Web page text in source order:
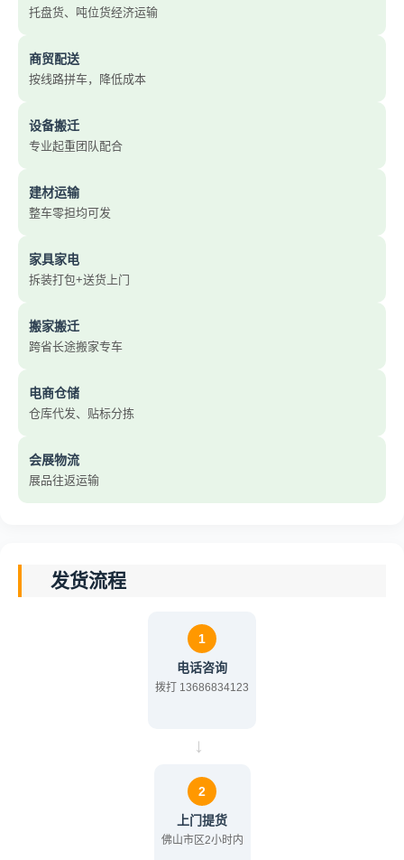
托盘货、吨位货经济运输
商贸配送
按线路拼车，降低成本
设备搬迁
专业起重团队配合
建材运输
整车零担均可发
家具家电
拆装打包+送货上门
搬家搬迁
跨省长途搬家专车
电商仓储
仓库代发、贴标分拣
会展物流
展品往返运输
发货流程
1
电话咨询
拨打 13686834123
→
2
上门提货
佛山市区2小时内